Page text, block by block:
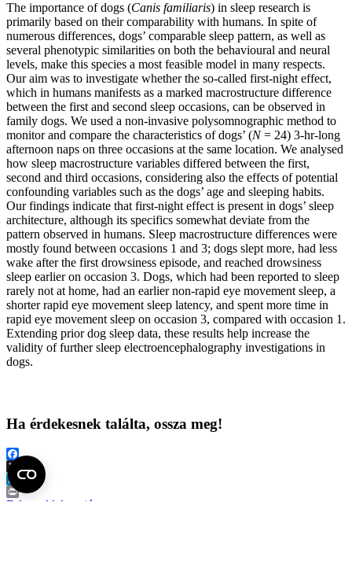
The importance of dogs (Canis familiaris) in sleep research is
primarily based on their comparability with humans. In spite of
numerous differences, dogs’ comparable sleep pattern, as well as
several phenotypic similarities on both the behavioural and neural
levels, make this species a most feasible model in many respects.
Our aim was to investigate whether the so‐called first‐night effect,
which in humans manifests as a marked macrostructure difference
between the first and second sleep occasions, can be observed in
family dogs. We used a non‐invasive polysomnographic method to
monitor and compare the characteristics of dogs’ (N= 24) 3‐hr‐long
afternoon naps on three occasions at the same location. We analysed
how sleep macrostructure variables differed between the first,
second and third occasions, considering also the effects of potential
confounding variables such as the dogs’ age and sleeping habits.
Our findings indicate that first‐night effect is present in dogs’ sleep
architecture, although its specifics somewhat deviate from the
pattern observed in humans. Sleep macrostructure differences were
mostly found between occasions 1 and 3; dogs slept more, had less
wake after the first drowsiness episode, and reached drowsiness
sleep earlier on occasion 3. Dogs, which had been reported to sleep
rarely not at home, had an earlier non‐rapid eye movement sleep, a
shorter rapid eye movement sleep latency, and spent more time in
rapid eye movement sleep on occasion 3, compared with occasion 1.
Extending prior dog sleep data, these results help increase the
validity of further sleep electroencephalography investigations in
dogs.
Ha érdekesnek találta, ossza meg!
Facebook
X
LinkedIn
Print
Fel az oldal tetejére